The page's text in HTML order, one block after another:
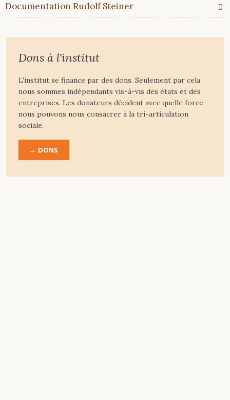
Documentation Rudolf Steiner
Dons à l'institut
L'institut se finance par des dons. Seulement par cela
nous sommes indépendants vis-à-vis des états et des
entreprises. Les donateurs décident avec quelle force
nous pouvons nous consacrer à la tri-articulation
sociale.
DONS